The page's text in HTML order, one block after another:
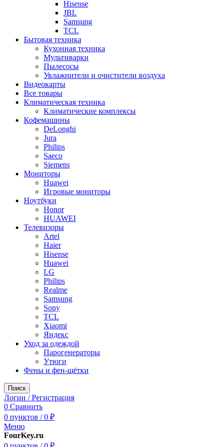
Hisense
JBL
Samsung
TCL
Бытовая техника
Кухонная техника
Мультиварки
Пылесосы
Увлажнители и очистители воздуха
Видеокарты
Все товары
Климатическая техника
Климатические комплексы
Кофемашины
DeLonghi
Jura
Philips
Saeco
Siemens
Мониторы
Huawei
Игровые мониторы
Ноутбуки
Honor
HUAWEI
Телевизоры
Artel
Haier
Hisense
Huawei
LG
Philips
Realme
Samsung
Sony
TCL
Xiaomi
Яндекс
Уход за одеждой
Парогенераторы
Утюги
Фены и фен-щётки
Поиск
Логин / Регистрация
0 Сравнить
0 пунктов / 0 ₽
Меню
FourKey.ru